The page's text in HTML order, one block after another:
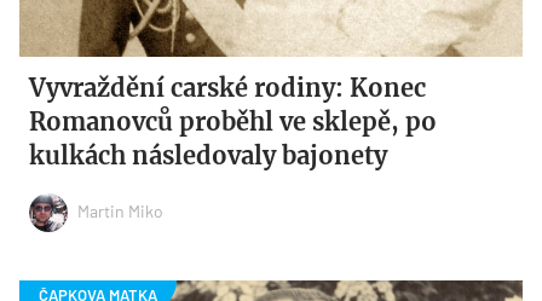
Vyvraždění carské rodiny: Konec
Romanovců proběhl ve sklepě, po
kulkách následovaly bajonety
Martin Miko